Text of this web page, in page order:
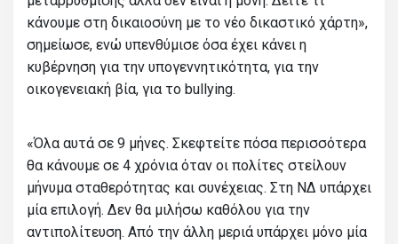
κάνουμε στη δικαιοσύνη με το νέο δικαστικό χάρτη»,
σημείωσε, ενώ υπενθύμισε όσα έχει κάνει η
κυβέρνηση για την υπογεννητικότητα, για την
οικογενειακή βία, για το bullying.
«Όλα αυτά σε 9 μήνες. Σκεφτείτε πόσα περισσότερα
θα κάνουμε σε 4 χρόνια όταν οι πολίτες στείλουν
μήνυμα σταθερότητας και συνέχειας. Στη ΝΔ υπάρχει
μία επιλογή. Δεν θα μιλήσω καθόλου για την
αντιπολίτευση. Από την άλλη μεριά υπάρχει μόνο μία